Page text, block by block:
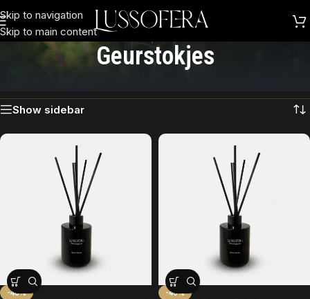
Skip to navigation
Skip to main content
Geurstokjes
Show sidebar
-40% -40%